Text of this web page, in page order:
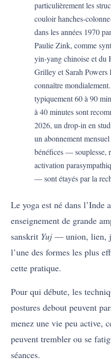
particulièrement les
couloir hanches-
dans les années 1970
Paulie Zink, comme
yin-yang chinoise et du
Grilley et Sarah Powers
connaître
typiquement 60 à 90
à 40 minutes sont
2026, un drop-in en
un abonnement
bénéfices — souplesse,
activation
— sont étayés par la
Le yoga est né dans l’Inde
enseignement de grande
sanskrit Yuj— union, lien,
l’une des formes les plus
cette pratique.
Pour qui débute, les
postures debout peuvent
menez une vie peu active,
peuvent trembler ou se
séances.